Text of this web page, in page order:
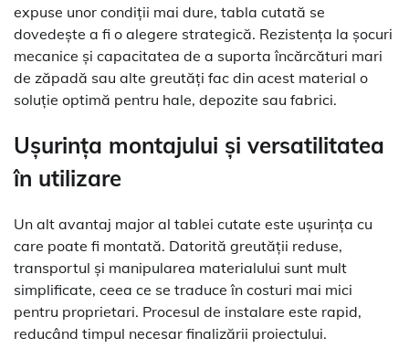
expuse unor condiții mai dure, tabla cutată se
dovedește a fi o alegere strategică. Rezistența la șocuri
mecanice și capacitatea de a suporta încărcături mari
de zăpadă sau alte greutăți fac din acest material o
soluție optimă pentru hale, depozite sau fabrici.
Ușurința montajului și versatilitatea
în utilizare
Un alt avantaj major al tablei cutate este ușurința cu
care poate fi montată. Datorită greutății reduse,
transportul și manipularea materialului sunt mult
simplificate, ceea ce se traduce în costuri mai mici
pentru proprietari. Procesul de instalare este rapid,
reducând timpul necesar finalizării proiectului.